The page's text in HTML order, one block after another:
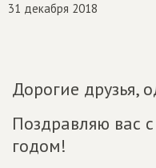
31 декабря 2018
Дорогие друзья,
Поздравляю вас
годом!